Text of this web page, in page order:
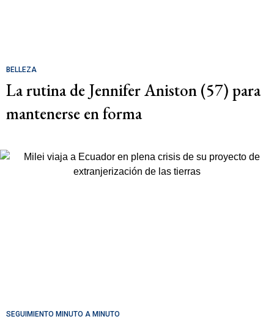
BELLEZA
La rutina de Jennifer Aniston (57) para
mantenerse en forma
SEGUIMIENTO MINUTO A MINUTO